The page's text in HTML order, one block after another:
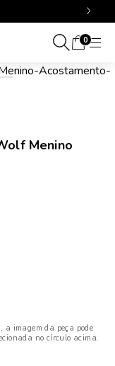
0
Menino
a imagem da peça pode
no círculo acima.